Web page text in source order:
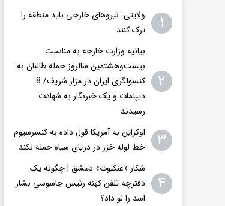
۱
ولایتی: نیروهای خارجی باید منطقه را
ترک کنند
۲
بیانیه وزارت خارجه به مناسبت
بیست‌وهشتمین سالروز حمله طالبان به
کنسولگری ایران در مزار شریف/ 8
دیپلمات و یک خبرنگار به شهادت
رسیدند
۳
اوکراین به آمریکا قول داده به کنسرسیوم
خط لوله خزر در دریای سیاه حمله نکند
۴
شکار «عنکبوت» دمشق | چگونه یک
دفترچه تلفن کهنه رئیس جاسوسی بشار
اسد را لو داد؟